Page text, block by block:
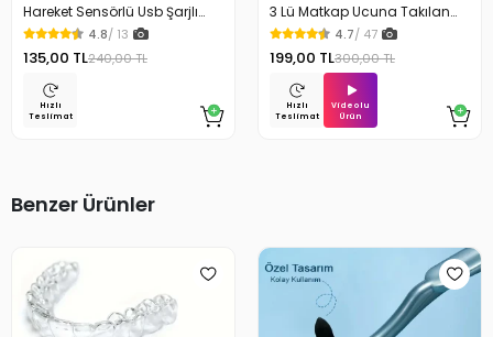
Hareket Sensörlü Usb Şarjlı
Beyaz Led Işık Lamba
4.8/ 13
135,00 TL240,00 TL
Hızlı
Teslimat
3 Lü Matkap Ucuna Takılan
Temizlik Fırça Seti
4.7/ 47
199,00 TL300,00 TL
Hızlı
Teslimat
Videolu
Ürün
Benzer Ürünler